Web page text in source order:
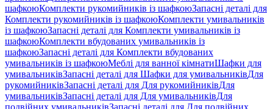
шафкоюКомплекти рукомийників із шафкоюЗапасні деталі для
Комплекти рукомийників із шафкоюКомплекти умивальників
із шафкоюЗапасні деталі для Комплекти умивальників із
шафкоюКомплекти вбудованих умивальників із
шафкоюЗапасні деталі для Комплекти вбудованих
умивальників із шафкоюМеблі для ванної кімнатиШафки для
умивальниківЗапасні деталі для Шафки для умивальниківДля
рукомийниківЗапасні деталі для Для рукомийниківДля
умивальниківЗапасні деталі для Для умивальниківДля
подвійних умивальниківЗапасні деталі для Для подвійних